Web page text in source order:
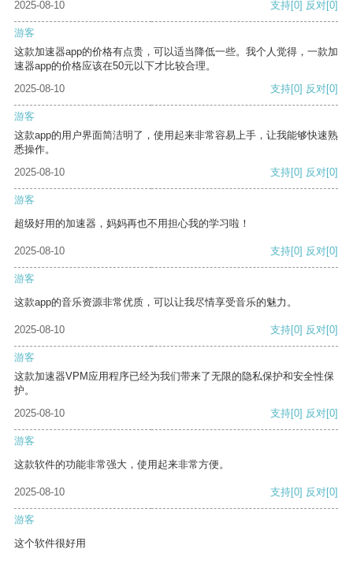
2025-08-10 支持[0] 反对[0]
游客
这款加速器app的价格有点贵，可以适当降低一些。我个人觉得，一款加
速器app的价格应该在50元以下才比较合理。
2025-08-10
支持[0] 反对[0]
游客
这款app的用户界面简洁明了，使用起来非常容易上手，让我能够快速熟
悉操作。
2025-08-10
支持[0] 反对[0]
游客
超级好用的加速器，妈妈再也不用担心我的学习啦！
2025-08-10 支持[0] 反对[0]
游客
这款app的音乐资源非常优质，可以让我尽情享受音乐的魅力。
2025-08-10 支持[0] 反对[0]
游客
这款加速器VPM应用程序已经为我们带来了无限的隐私保护和安全性保
护。
2025-08-10
支持[0] 反对[0]
游客
这款软件的功能非常强大，使用起来非常方便。
2025-08-10 支持[0] 反对[0]
游客
这个软件很好用